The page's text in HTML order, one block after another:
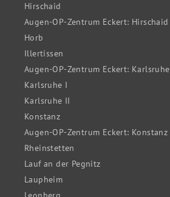
Hirschaid
Augen-OP-Zentrum Eckert: Hirschaid
Horb
Illertissen
Augen-OP-Zentrum Eckert: Karlsruhe
Karlsruhe I
Karlsruhe II
Konstanz
Augen-OP-Zentrum Eckert: Konstanz
Rheinstetten
Lauf an der Pegnitz
Laupheim